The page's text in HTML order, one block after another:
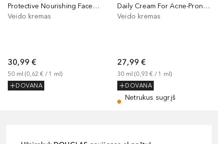
Protective Nourishing Face Cream With Ceramides And Beeswax
Veido kremas
30,99 €
50 ml (0,62 € / 1 ml)
DOVANA
Daily Cream For Acne-Prone Skin
Veido kremas
27,99 €
30 ml (0,93 € / 1 ml)
DOVANA
Netrukus sugrįš